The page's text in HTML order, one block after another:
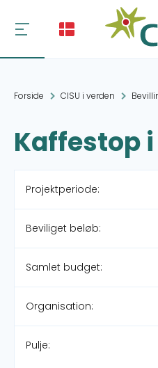
Forside CISU i verden
Kaffestop
Projektperiode:
Beviliget beløb:
Samlet budget:
Organisation:
Pulje: